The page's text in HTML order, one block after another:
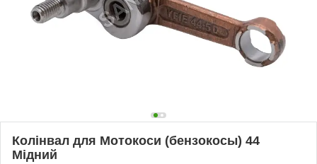
Колінвал для Мотокоси (бензокосы) 44
Мідний